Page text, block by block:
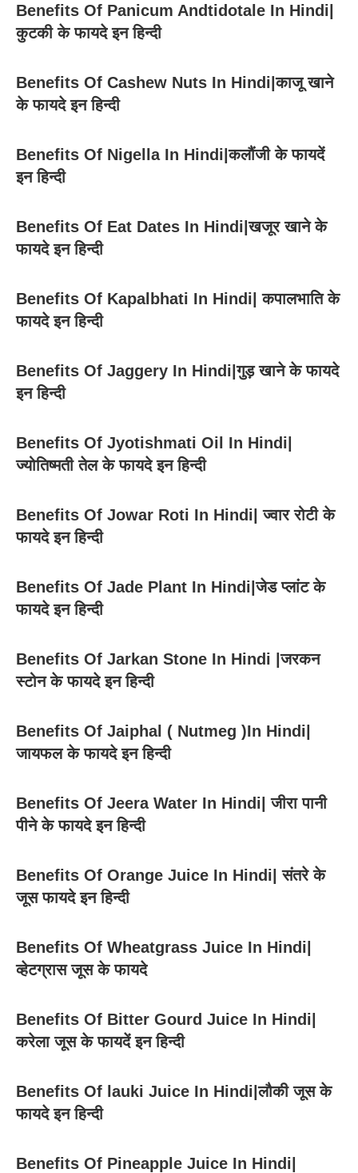
Benefits Of Panicum Andtidotale In Hindi|
कुटकी के फायदे इन हिन्दी
Benefits Of Cashew Nuts In Hindi|काजू खाने
के फायदे इन हिन्दी
Benefits Of Nigella In Hindi|कलौंजी के फायदें
इन हिन्दी
Benefits Of Eat Dates In Hindi|खजूर खाने के
फायदे इन हिन्दी
Benefits Of Kapalbhati In Hindi| कपालभाति के
फायदे इन हिन्दी
Benefits Of Jaggery In Hindi|गुड़ खाने के फायदे
इन हिन्दी
Benefits Of Jyotishmati Oil In Hindi|
ज्योतिष्मती तेल के फायदे इन हिन्दी
Benefits Of Jowar Roti In Hindi| ज्वार रोटी के
फायदे इन हिन्दी
Benefits Of Jade Plant In Hindi|जेड प्लांट के
फायदे इन हिन्दी
Benefits Of Jarkan Stone In Hindi |जरकन
स्टोन के फायदे इन हिन्दी
Benefits Of Jaiphal ( Nutmeg )In Hindi|
जायफल के फायदे इन हिन्दी
Benefits Of Jeera Water In Hindi| जीरा पानी
पीने के फायदे इन हिन्दी
Benefits Of Orange Juice In Hindi| संतरे के
जूस फायदे इन हिन्दी
Benefits Of Wheatgrass Juice In Hindi|
व्हेटग्रास जूस के फायदे
Benefits Of Bitter Gourd Juice In Hindi|
करेला जूस के फायदें इन हिन्दी
Benefits Of lauki Juice In Hindi|लौकी जूस के
फायदे इन हिन्दी
Benefits Of Pineapple Juice In Hindi|